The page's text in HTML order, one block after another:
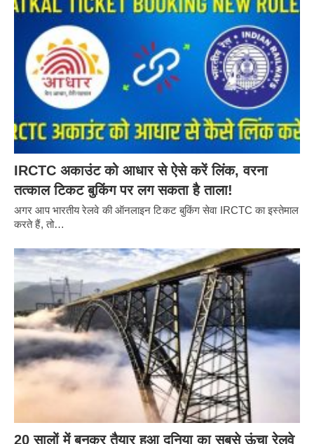
IRCTC अकाउंट को आधार से ऐसे करें लिंक, वरना
तत्काल टिकट बुकिंग पर लग सकता है ताला!
अगर आप भारतीय रेलवे की ऑनलाइन टिकट बुकिंग सेवा IRCTC का इस्तेमाल
करते हैं, तो…
20 सालों में बनकर तैयार हुआ दुनिया का सबसे ऊंचा रेलवे